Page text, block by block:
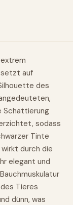
setzt auf
des
Schattierung
sodass
Tinte
durch die
elegant und
Tieres
dünn, was